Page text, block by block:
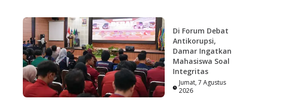
Di Forum Debat
Antikorupsi,
Damar Ingatkan
Mahasiswa Soal
Integritas
Jumat, 7 Agustus
2026